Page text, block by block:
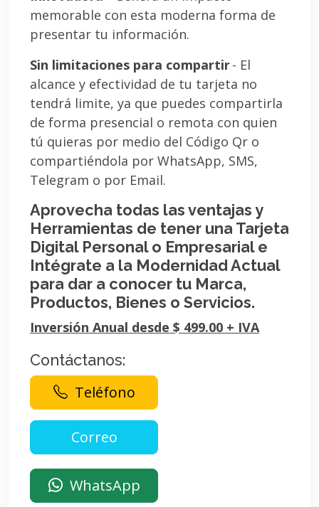
memorable con esta moderna forma de
presentar tu información.
Sin limitaciones para compartir- El
alcance y efectividad de tu tarjeta no
tendrá limite, ya que puedes compartirla
de forma presencial o remota con quien
tú quieras por medio del Código Qr o
compartiéndola por WhatsApp, SMS,
Telegram o por Email.
Aprovecha todas las ventajas y
Herramientas de tener una Tarjeta
Digital Personal o Empresarial e
Intégrate a la Modernidad Actual
para dar a conocer tu Marca,
Productos, Bienes o Servicios.
Inversión Anual desde $ 499.00 + IVA
Contáctanos:
Teléfono
WhatsApp